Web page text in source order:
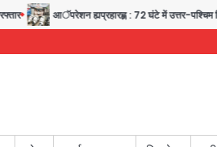
आॅपरेशन ह्यप्रहारह्ण : 72 घंटे में उत्तर-पश्चिम जिला